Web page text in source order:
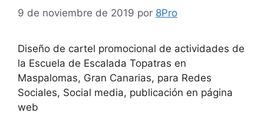
9 de noviembre de 2019 por 8Pro
Diseño de cartel promocional de actividades de
la Escuela de Escalada Topatras en
Maspalomas, Gran Canarias, para Redes
Sociales, Social media, publicación en página
web